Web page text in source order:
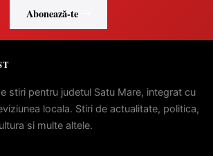
Abonează-te
stiri pentru judetul Satu Mare, integrat cu
locala. Stiri de actualitate, politica,
si multe altele.